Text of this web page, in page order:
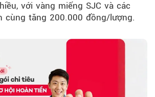
với vàng miếng SJC và các
cùng tăng 200.000 đồng/lượng.